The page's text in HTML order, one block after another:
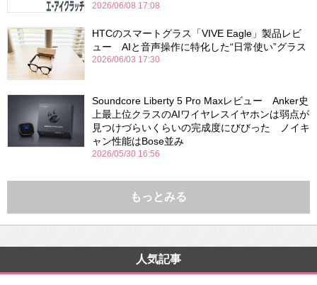
2026/06/08 17:08
HTCのスマートグラス「VIVE Eagle」製品レビ
ュー AIと音声操作に特化した“日常使い”グラス
2026/06/03 17:30
Soundcore Liberty 5 Pro Maxレビュー Anker史
上最上位クラスのAIワイヤレスイヤホンは弱点が
見つけづらいくらいの完成度にびびった ノイキ
ャン性能はBose並み
2026/05/30 16:56
もっとみる
人気記事